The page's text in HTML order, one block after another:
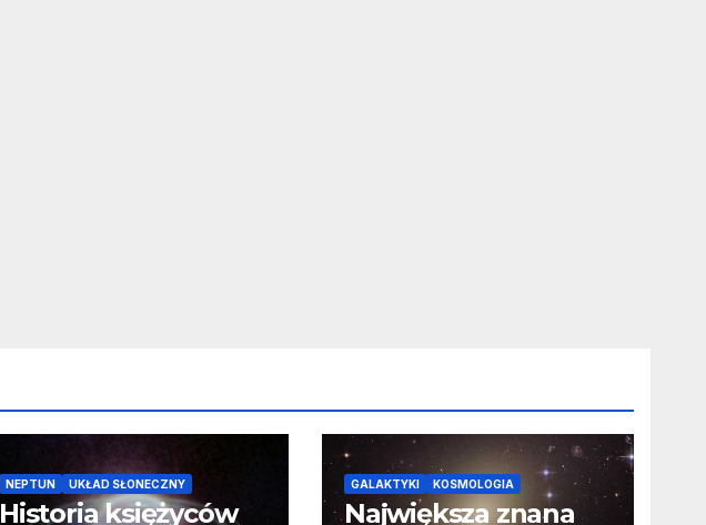
NEPTUN UKŁAD SŁONECZNY
Historia księżyców
GALAKTYKI KOSMOLOGIA
Największa znana